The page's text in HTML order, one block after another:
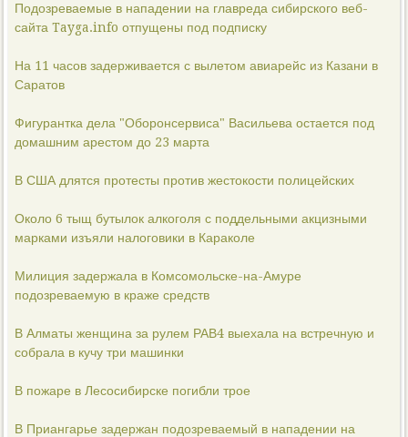
Подозреваемые в нападении на главреда сибирского веб-
сайта Tayga.info отпущены под подписку
На 11 часов задерживается с вылетом авиарейс из Казани в
Саратов
Фигурантка дела "Оборонсервиса" Васильева остается под
домашним арестом до 23 марта
В США длятся протесты против жестокости полицейских
Около 6 тыщ бутылок алкоголя с поддельными акцизными
марками изъяли налоговики в Караколе
Милиция задержала в Комсомольске-на-Амуре
подозреваемую в краже средств
В Алматы женщина за рулем РАВ4 выехала на встречную и
собрала в кучу три машинки
В пожаре в Лесосибирске погибли трое
В Приангарье задержан подозреваемый в нападении на